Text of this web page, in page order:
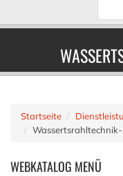
Startseite
Wassertsrahltechnik-
WEBKATALOG MENÜ